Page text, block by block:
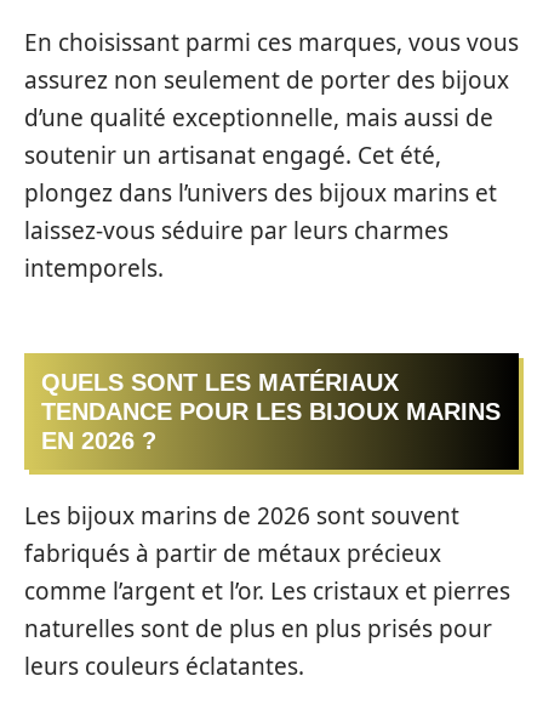
En choisissant parmi ces marques, vous vous
assurez non seulement de porter des bijoux
d’une qualité exceptionnelle, mais aussi de
soutenir un artisanat engagé. Cet été,
plongez dans l’univers des bijoux marins et
laissez-vous séduire par leurs charmes
intemporels.
QUELS SONT LES MATÉRIAUX
TENDANCE POUR LES BIJOUX MARINS
EN 2026 ?
Les bijoux marins de 2026 sont souvent
fabriqués à partir de métaux précieux
comme l’argent et l’or. Les cristaux et pierres
naturelles sont de plus en plus prisés pour
leurs couleurs éclatantes.